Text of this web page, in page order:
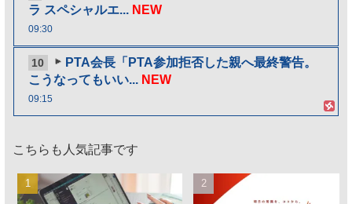
ラ スペシャルエ... NEW
09:30
10
PTA会長「PTA参加拒否した親へ最終警告。
こうなってもいい... NEW
09:15
こちらも人気記事です